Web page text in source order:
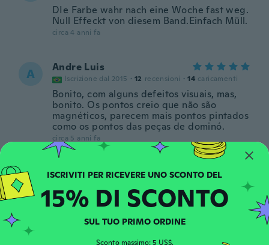
DIe Farbe wahr nach eine Woche fast weg.
Null Effeckt von diesem Band.Einfach Müll.
circa 4 anni fa
A Andre Luis
Iscrizione dal 2015 · 12 recensioni · 14 caricamenti
Bonito, com alguns defeitos visuais, mas,
bonito. Os pontos creio que não são
magnéticos, parecem mais pontos pintados
como os pontos das peças de dominó.
circa 5 anni fa
裕 裕生壱
circa 5 anni fa
M Iscrizione dal 2018 · 13 recensioni
15% DI SCONTO
SUL TUO PRIMO ORDINE
Sconto massimo: 5 US$.